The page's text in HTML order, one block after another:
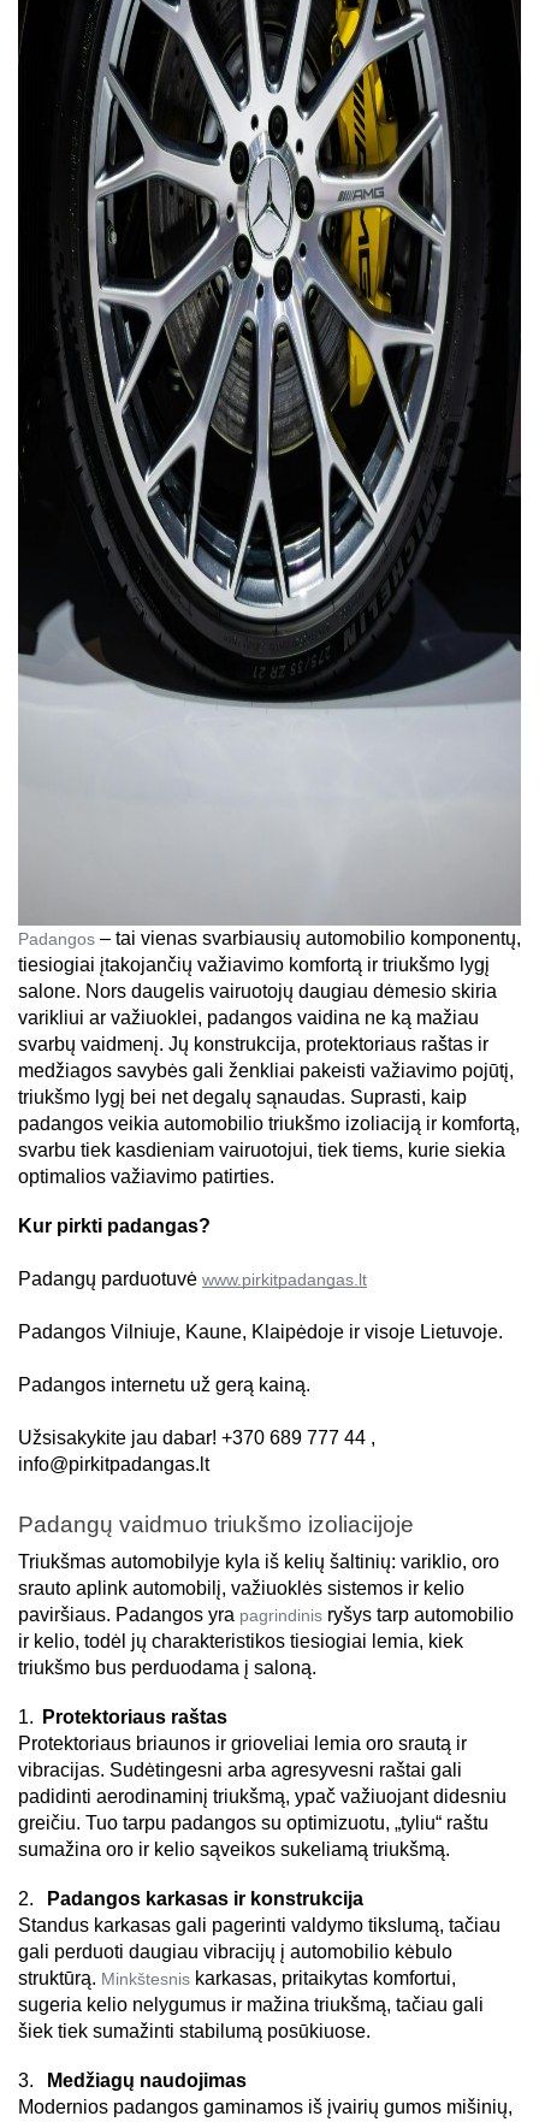
Padangos – tai vienas svarbiausių automobilio komponentų,
tiesiogiai įtakojančių važiavimo komfortą ir triukšmo lygį
salone. Nors daugelis vairuotojų daugiau dėmesio skiria
varikliui ar važiuoklei, padangos vaidina ne ką mažiau
svarbų vaidmenį. Jų konstrukcija, protektoriaus raštas ir
medžiagos savybės gali ženkliai pakeisti važiavimo pojūtį,
triukšmo lygį bei net degalų sąnaudas. Suprasti, kaip
padangos veikia automobilio triukšmo izoliaciją ir komfortą,
svarbu tiek kasdieniam vairuotojui, tiek tiems, kurie siekia
optimalios važiavimo patirties.
Kur pirkti padangas?
Padangų parduotuvė www.pirkitpadangas.lt
Padangos Vilniuje, Kaune, Klaipėdoje ir visoje Lietuvoje.
Padangos internetu už gerą kainą.
Užsisakykite jau dabar! +370 689 777 44 ,
info@pirkitpadangas.lt
Padangų vaidmuo triukšmo izoliacijoje
Triukšmas automobilyje kyla iš kelių šaltinių: variklio, oro
srauto aplink automobilį, važiuoklės sistemos ir kelio
paviršiaus. Padangos yra pagrindinis ryšys tarp automobilio
ir kelio, todėl jų charakteristikos tiesiogiai lemia, kiek
triukšmo bus perduodama į saloną.
1.
Protektoriaus raštas
Protektoriaus briaunos ir grioveliai lemia oro srautą ir
vibracijas. Sudėtingesni arba agresyvesni raštai gali
padidinti aerodinaminį triukšmą, ypač važiuojant didesniu
greičiu. Tuo tarpu padangos su optimizuotu, „tyliu“ raštu
sumažina oro ir kelio sąveikos sukeliamą triukšmą.
2.
Padangos karkasas ir konstrukcija
Standus karkasas gali pagerinti valdymo tikslumą, tačiau
gali perduoti daugiau vibracijų į automobilio kėbulo
struktūrą. Minkštesnis karkasas, pritaikytas komfortui,
sugeria kelio nelygumus ir mažina triukšmą, tačiau gali
šiek tiek sumažinti stabilumą posūkiuose.
3.
Medžiagų naudojimas
Modernios padangos gaminamos iš įvairių gumos mišinių,